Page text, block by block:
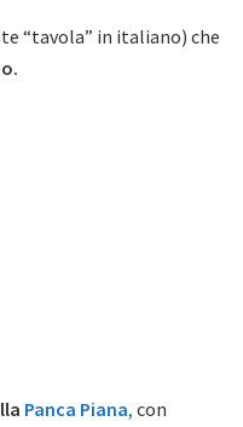
“tavola” in italiano) che
Panca Piana, con